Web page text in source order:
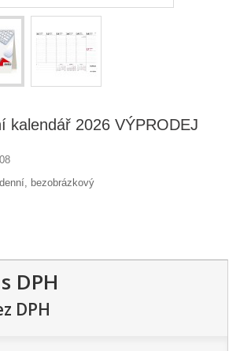
kalendář 2026 VÝPRODEJ
bezobrázkový
s DPH
DPH